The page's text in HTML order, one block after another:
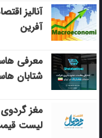
آنالیز
آفرین
معرفی
شتابان
مغز
لیست